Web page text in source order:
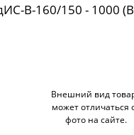
В-160/150 - 1000
Внешний вид
может отличаться
фото на сайте.